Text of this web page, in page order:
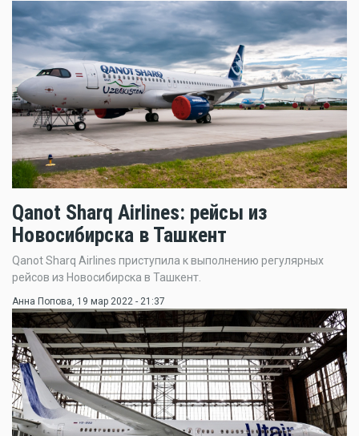
Qanot Sharq Airlines: рейсы из
Новосибирска в Ташкент
Qanot Sharq Airlines приступила к выполнению регулярных
рейсов из Новосибирска в Ташкент.
Анна Попова, 19 мар 2022 - 21:37